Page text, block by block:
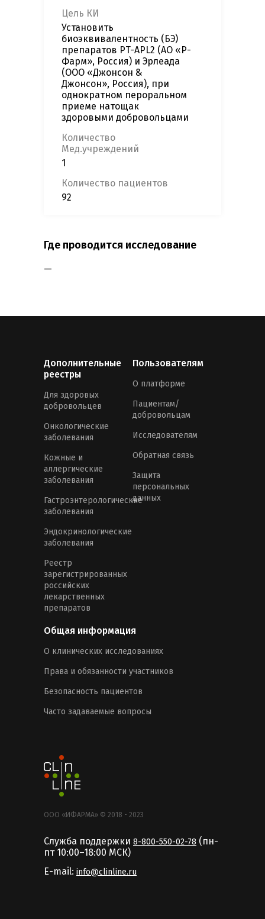
Цель КИ
Установить
биоэквивалентность (БЭ)
препаратов PT-APL2 (АО «Р-
Фарм», Россия) и Эрлеада
(ООО «Джонсон &
Джонсон», Россия), при
однократном пероральном
приеме натощак
здоровыми добровольцами
Количество
Мед.учреждений
1
Количество пациентов
92
Где проводится исследование
—
Дополнительные
реестры
Для здоровых
добровольцев
Онкологические
заболевания
Кожные и
аллергические
заболевания
Гастроэнтерологические
заболевания
Эндокринологические
заболевания
Реестр
зарегистрированных
российских
лекарственных
препаратов
Пользователям
О платформе
Пациентам/
добровольцам
Исследователям
Обратная связь
Защита
персональных
данных
Общая информация
О клинических исследованиях
Права и обязанности участников
Безопасность пациентов
Часто задаваемые вопросы
ООО «ИФАРМА» © 2018 - 2023
Служба поддержки 8-800-550-02-78 (пн-
пт 10:00–18:00 MCК)
E-mail: info@clinline.ru